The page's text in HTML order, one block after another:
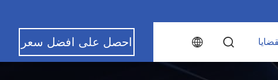
احصل على افضل سعر